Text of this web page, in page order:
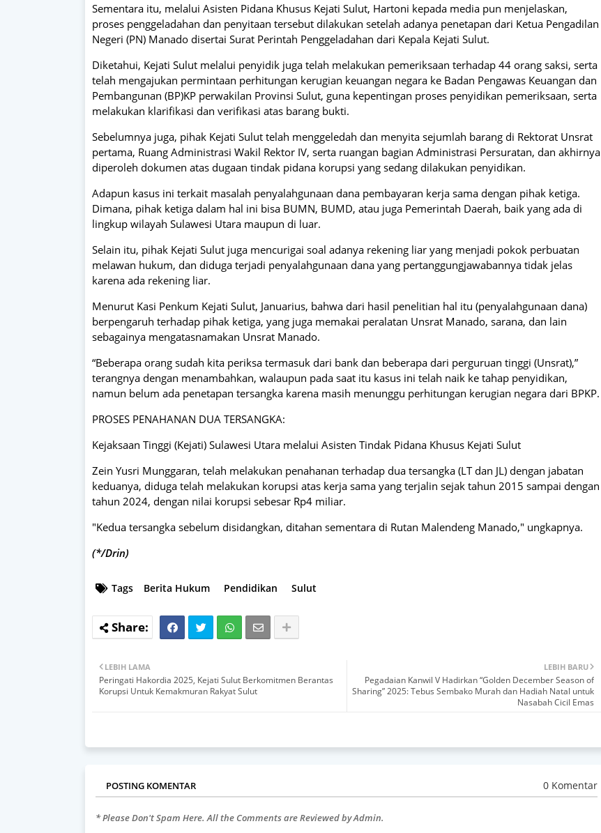
Sementara itu, melalui Asisten Pidana Khusus Kejati Sulut, Hartoni kepada media pun menjelaskan,
proses penggeladahan dan penyitaan tersebut dilakukan setelah adanya penetapan dari Ketua Pengadilan
Negeri (PN) Manado disertai Surat Perintah Penggeladahan dari Kepala Kejati Sulut.
Diketahui, Kejati Sulut melalui penyidik juga telah melakukan pemeriksaan terhadap 44 orang saksi, serta
telah mengajukan permintaan perhitungan kerugian keuangan negara ke Badan Pengawas Keuangan dan
Pembangunan (BP)KP perwakilan Provinsi Sulut, guna kepentingan proses penyidikan pemeriksaan, serta
melakukan klarifikasi dan verifikasi atas barang bukti.
Sebelumnya juga, pihak Kejati Sulut telah menggeledah dan menyita sejumlah barang di Rektorat Unsrat
pertama, Ruang Administrasi Wakil Rektor IV, serta ruangan bagian Administrasi Persuratan, dan akhirnya
diperoleh dokumen atas dugaan tindak pidana korupsi yang sedang dilakukan penyidikan.
Adapun kasus ini terkait masalah penyalahgunaan dana pembayaran kerja sama dengan pihak ketiga.
Dimana, pihak ketiga dalam hal ini bisa BUMN, BUMD, atau juga Pemerintah Daerah, baik yang ada di
lingkup wilayah Sulawesi Utara maupun di luar.
Selain itu, pihak Kejati Sulut juga mencurigai soal adanya rekening liar yang menjadi pokok perbuatan
melawan hukum, dan diduga terjadi penyalahgunaan dana yang pertanggungjawabannya tidak jelas
karena ada rekening liar.
Menurut Kasi Penkum Kejati Sulut, Januarius, bahwa dari hasil penelitian hal itu (penyalahgunaan dana)
berpengaruh terhadap pihak ketiga, yang juga memakai peralatan Unsrat Manado, sarana, dan lain
sebagainya mengatasnamakan Unsrat Manado.
“Beberapa orang sudah kita periksa termasuk dari bank dan beberapa dari perguruan tinggi (Unsrat),”
terangnya dengan menambahkan, walaupun pada saat itu kasus ini telah naik ke tahap penyidikan,
namun belum ada penetapan tersangka karena masih menunggu perhitungan kerugian negara dari BPKP.
PROSES PENAHANAN DUA TERSANGKA:
Kejaksaan Tinggi (Kejati) Sulawesi Utara melalui Asisten Tindak Pidana Khusus Kejati Sulut
Zein Yusri Munggaran, telah melakukan penahanan terhadap dua tersangka (LT dan JL) dengan jabatan
keduanya, diduga telah melakukan korupsi atas kerja sama yang terjalin sejak tahun 2015 sampai dengan
tahun 2024, dengan nilai korupsi sebesar Rp4 miliar.
"Kedua tersangka sebelum disidangkan, ditahan sementara di Rutan Malendeng Manado," ungkapnya.
(*/Drin)
Tags Berita Hukum Pendidikan Sulut
LEBIH BARU
Pegadaian Kanwil V Hadirkan “Golden December Season of
Sharing” 2025: Tebus Sembako Murah dan Hadiah Natal untuk
Nasabah Cicil Emas
LEBIH LAMA
Peringati Hakordia 2025, Kejati Sulut Berkomitmen Berantas
Korupsi Untuk Kemakmuran Rakyat Sulut
POSTING KOMENTAR 0 Komentar
* Please Don't Spam Here. All the Comments are Reviewed by Admin.